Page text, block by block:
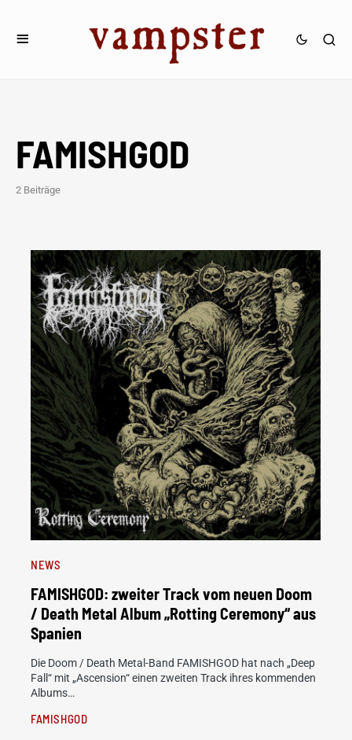
FAMISHGOD
2 Beiträge
NEWS
FAMISHGOD: zweiter Track vom neuen Doom
/ Death Metal Album „Rotting Ceremony“ aus
Spanien
Die Doom / Death Metal-Band FAMISHGOD hat nach „Deep
Fall“ mit „Ascension“ einen zweiten Track ihres kommenden
Albums…
FAMISHGOD